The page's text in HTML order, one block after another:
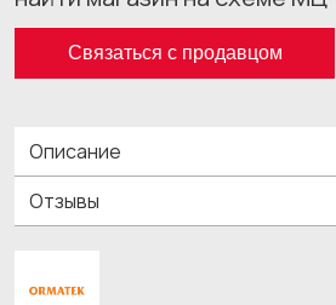
Связаться с продавцом
Описание
Отзывы